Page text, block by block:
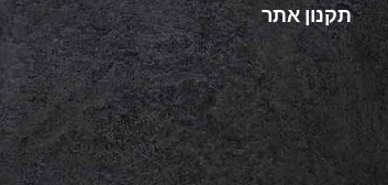
תקנון אתר